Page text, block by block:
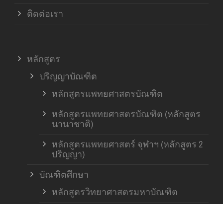
ติดต่อเรา
หลักสูตร
ปริญญาบัณฑิต
หลักสูตรแพทยศาสตรบัณฑิต
หลักสูตรแพทยศาสตรบัณฑิต (หลักสูตร
นานาชาติ)
หลักสูตรแพทยศาสตร์ จุฬาฯ (หลักสูตร 2
ปริญญา)
บัณฑิตศึกษา
หลักสูตรวิทยาศาสตรมหาบัณฑิต